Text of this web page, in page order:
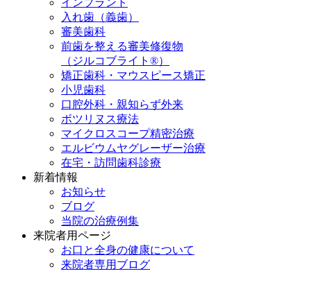
インプラント
入れ歯（義歯）
審美歯科
前歯を整える審美修復物
（ジルコブライト®）
矯正歯科・マウスピース矯正
小児歯科
口腔外科・親知らず外来
ボツリヌス療法
マイクロスコープ精密治療
エルビウムヤグレーザー治療
在宅・訪問歯科診療
新着情報
お知らせ
ブログ
当院の治療例集
来院者用ページ
お口と全身の健康について
来院者専用ブログ